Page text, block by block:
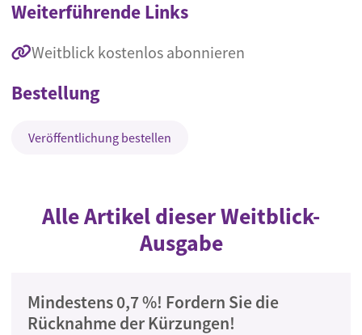
Weiterführende Links
Weitblick kostenlos abonnieren
Bestellung
Veröffentlichung bestellen
Alle Artikel dieser Weitblick-
Ausgabe
Mindestens 0,7 %! Fordern Sie die
Rücknahme der Kürzungen!